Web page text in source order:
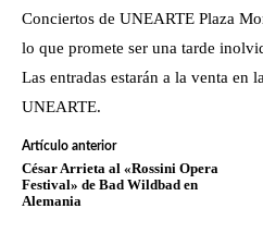
Conciertos de UNEARTE Plaza
lo que promete ser una tarde
Las entradas estarán a la venta en
UNEARTE.
Artículo anterior
César Arrieta al «Rossini Opera
Festival» de Bad Wildbad en
Alemania